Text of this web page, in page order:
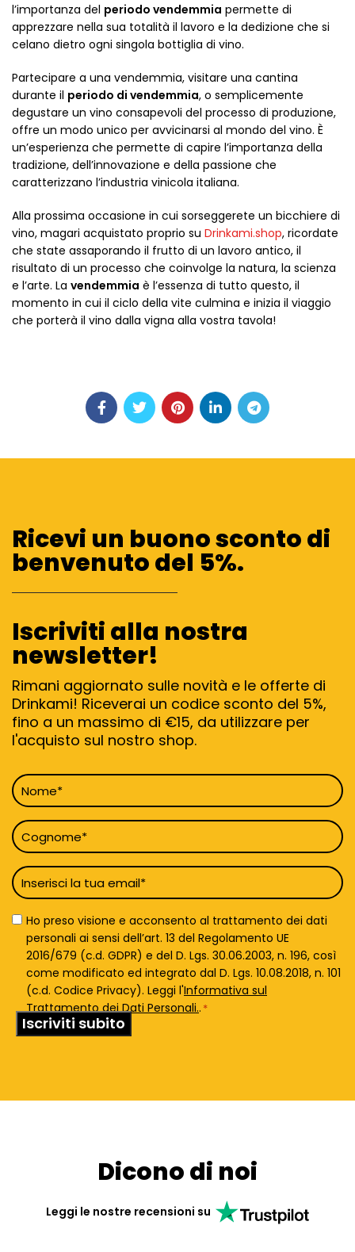
l’importanza del periodo vendemmia permette di
apprezzare nella sua totalità il lavoro e la dedizione che si
celano dietro ogni singola bottiglia di vino.
Partecipare a una vendemmia, visitare una cantina
durante il periodo di vendemmia, o semplicemente
degustare un vino consapevoli del processo di produzione,
offre un modo unico per avvicinarsi al mondo del vino. È
un’esperienza che permette di capire l’importanza della
tradizione, dell’innovazione e della passione che
caratterizzano l’industria vinicola italiana.
Alla prossima occasione in cui sorseggerete un bicchiere di
vino, magari acquistato proprio su Drinkami.shop, ricordate
che state assaporando il frutto di un lavoro antico, il
risultato di un processo che coinvolge la natura, la scienza
e l’arte. La vendemmia è l’essenza di tutto questo, il
momento in cui il ciclo della vite culmina e inizia il viaggio
che porterà il vino dalla vigna alla vostra tavola!
Ricevi un buono sconto di
benvenuto del 5%.
Iscriviti alla nostra
newsletter!
Rimani aggiornato sulle novità e le offerte di
Drinkami! Riceverai un codice sconto del 5%,
fino a un massimo di €15, da utilizzare per
l'acquisto sul nostro shop.
Nome
*
Cognome
*
Email
*
Privacy
Policy
Ho preso visione e acconsento al trattamento dei dati
personali ai sensi dell’art. 13 del Regolamento UE
2016/679 (c.d. GDPR) e del D. Lgs. 30.06.2003, n. 196, così
come modificato ed integrato dal D. Lgs. 10.08.2018, n. 101
(c.d. Codice Privacy). Leggi l'Informativa sul
Trattamento dei Dati Personali.. *
Dicono di noi
Leggi le nostre recensioni su